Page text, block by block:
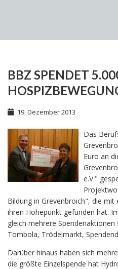
BBZ SPENDET
19. Dezember 2013
Das
Euro an
e.V."
Bildung in Grevenbroich", die
ihren Höhepunkt gefunden hat.
gleich mehrere
Tombola, Trödelmarkt,
Darüber hinaus haben sich
die größte Einzelspende hat